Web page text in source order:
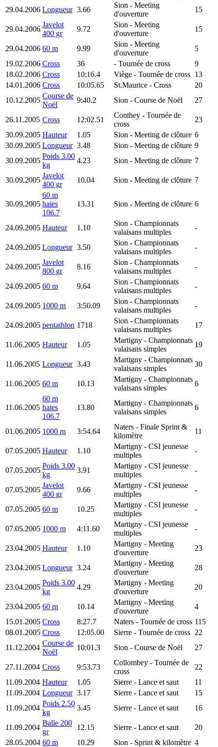
29.04.2006 Longueur 3.66
Sion - Meeting
d'ouverture
15
29.04.2006
Javelot
400 gr
9.72
Sion - Meeting
d'ouverture
15
29.04.2006 60 m 9.99
Sion - Meeting
d'ouverture
5
19.02.2006 Cross 36 - Tournée de cross
9
18.02.2006 Cross 10:16.4 Viège - Tournée de cross 13
14.01.2006 Cross 10:05.65 St.Maurice - Cross
20
10.12.2005
Course de
Noël
9:40.2 Sion - Course de Noël 27
26.11.2005 Cross 12:02.51
Conthey - Tournée de
cross
23
30.09.2005 Hauteur 1.05 Sion - Meeting de clôture 6
30.09.2005 Longueur 3.48 Sion - Meeting de clôture 9
30.09.2005
Poids 3.00
kg
4.23 Sion - Meeting de clôture 7
30.09.2005
Javelot
400 gr
10.04 Sion - Meeting de clôture 7
30.09.2005
60 m
haies
106.7
13.31 Sion - Meeting de clôture 6
24.09.2005 Hauteur 1.10
Sion - Championnats
valaisans multiples
-
24.09.2005 Longueur 3.50
Sion - Championnats
valaisans multiples
-
24.09.2005
Javelot
800 gr
8.16
Sion - Championnats
valaisans multiples
-
24.09.2005 60 m 9.64
Sion - Championnats
valaisans multiples
-
24.09.2005 1000 m 3:50.09
Sion - Championnats
valaisans multiples
-
24.09.2005 pentathlon 1718
Sion - Championnats
valaisans multiples
17
11.06.2005 Hauteur 1.05
Martigny - Championnats
valaisans simples
19
11.06.2005 Longueur 3.43
Martigny - Championnats
valaisans simples
30
11.06.2005 60 m 10.13
Martigny - Championnats
valaisans simples
6
11.06.2005
60 m
haies
106.7
13.80
Martigny - Championnats
valaisans simples
6
01.06.2005 1000 m 3:54.64
Naters - Finale Sprint &
kilomètre
11
07.05.2005 Hauteur 1.10
Martigny - CSI jeunesse
multiples
-
07.05.2005
Poids 3.00
kg
3.91
Martigny - CSI jeunesse
multiples
-
07.05.2005
Javelot
400 gr
9.66
Martigny - CSI jeunesse
multiples
-
07.05.2005 60 m 10.25
Martigny - CSI jeunesse
multiples
-
07.05.2005 1000 m 4:11.60
Martigny - CSI jeunesse
multiples
-
23.04.2005 Hauteur 1.10
Martigny - Meeting
d'ouverture
23
23.04.2005 Longueur 3.24
Martigny - Meeting
d'ouverture
28
23.04.2005
Poids 3.00
kg
4.29
Martigny - Meeting
d'ouverture
20
23.04.2005 60 m 10.14
Martigny - Meeting
d'ouverture
4
15.01.2005 Cross 8:27.7 Naters - Tournée de cross 115
08.01.2005 Cross 12:05.00 Sierre - Tournée de cross 22
11.12.2004
Course de
Noël
10:01.3 Sion - Course de Noël 27
27.11.2004 Cross 9:53.73
Collombey - Tournée de
cross
22
11.09.2004 Hauteur 1.05 Sierre - Lance et saut
11
11.09.2004 Longueur 3.17 Sierre - Lance et saut
15
11.09.2004
Poids 2.50
kg
3.45 Sierre - Lance et saut 16
11.09.2004
Balle 200
gr
12.15 Sierre - Lance et saut
20
28.05.2004 60 m 10.29 Sion - Sprint & kilomètre 4